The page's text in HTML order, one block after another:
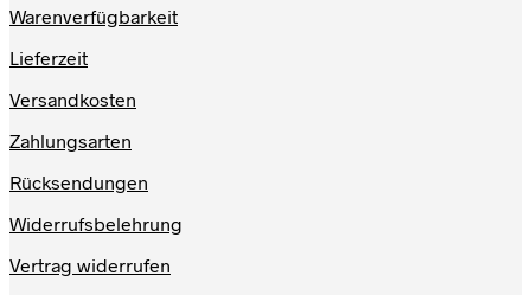
Warenverfügbarkeit
Lieferzeit
Versandkosten
Zahlungsarten
Rücksendungen
Widerrufsbelehrung
Vertrag widerrufen